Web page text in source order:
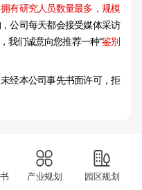
有研究人员数量最多，规模
公司每天都会接受媒体采访
我们诚意向您推荐一种“鉴别
经本公司事先书面许可，拒
产业规划 园区规划